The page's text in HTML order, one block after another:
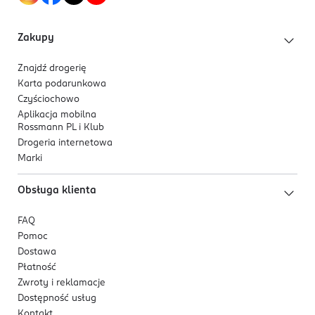
Zakupy
Znajdź drogerię
Karta podarunkowa
Czyściochowo
Aplikacja mobilna
Rossmann PL i Klub
Drogeria internetowa
Marki
Obsługa klienta
FAQ
Pomoc
Dostawa
Płatność
Zwroty i reklamacje
Dostępność usług